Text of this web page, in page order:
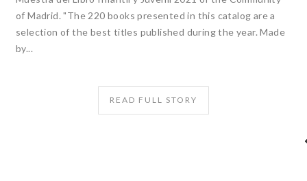
of Madrid. "The 220 books presented in this catalog are a
selection of the best titles published during the year. Made
by...
READ FULL STORY